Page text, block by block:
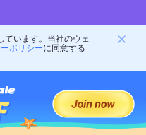
ださい
います。当社のウェ
ポリシーに同意する